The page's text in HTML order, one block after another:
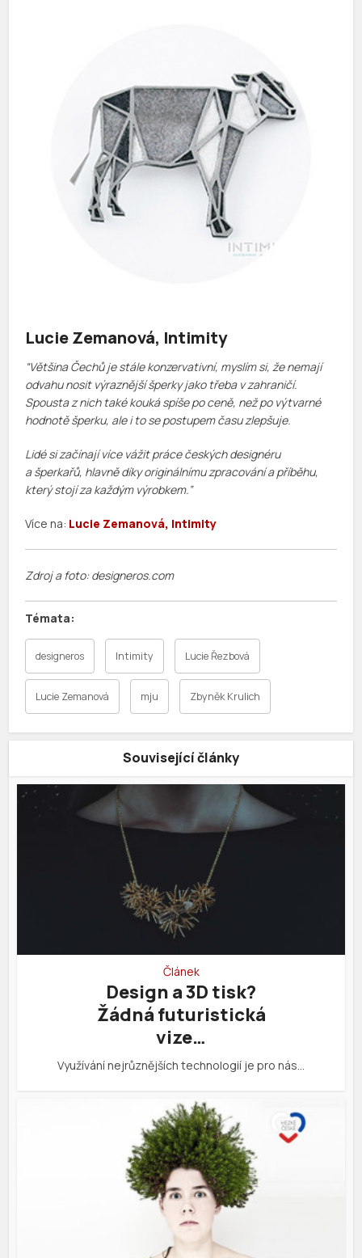
Lucie Zemanová, Intimity
“Většina Čechů je stále konzervativní, myslím si, že nemají
odvahu nosit výraznější šperky jako třeba v zahraničí.
Spousta z nich také kouká spíše po ceně, než po výtvarné
hodnotě šperku, ale i to se postupem času zlepšuje.
Lidé si začínají více vážit práce českých designéru
a šperkařů, hlavně díky originálnímu zpracování a příběhu,
který stojí za každým výrobkem.”
Více na: Lucie Zemanová, Intimity
Zdroj a foto: designeros.com
designeros Intimity Lucie Řezbová
Lucie Zemanová mju Zbyněk Krulich
Související články
Článek
Design a 3D tisk?
Žádná futuristická
vize…
Využívání nejrůznějších technologií je pro nás…